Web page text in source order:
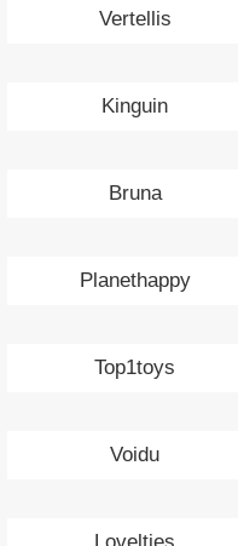
Vertellis
Kinguin
Bruna
Planethappy
Top1toys
Voidu